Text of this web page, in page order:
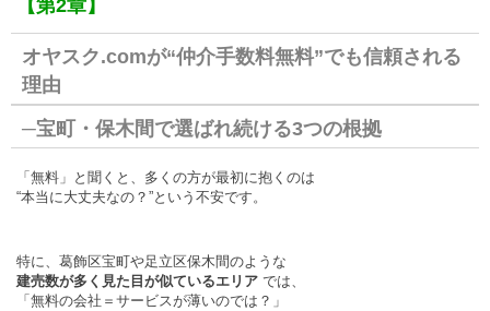
【第2章】
オヤスク.comが“仲介手数料無料”でも信頼される
理由
─宝町・保木間で選ばれ続ける3つの根拠
「無料」と聞くと、多くの方が最初に抱くのは
“本当に大丈夫なの？”という不安です。
特に、葛飾区宝町や足立区保木間のような
建売数が多く見た目が似ているエリア では、
「無料の会社＝サービスが薄いのでは？」